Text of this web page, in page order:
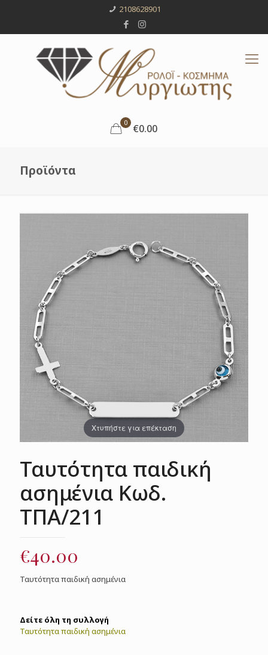
2108628901
0 €0.00
Προϊόντα
Χτυπήστε για επέκταση
Ταυτότητα παιδική
ασημένια Κωδ.
ΤΠΑ/211
€40.00
Ταυτότητα παιδική ασημένια
Δείτε όλη τη συλλογή
Ταυτότητα παιδική ασημένια